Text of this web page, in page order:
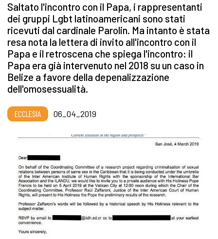
Saltato l'incontro con il Papa, i rappresentanti
dei gruppi Lgbt latinoamericani sono stati
ricevuti dal cardinale Parolin. Ma intanto è stata
resa nota la lettera di invito all'incontro con il
Papa e il retroscena che spiega l'incontro: il
Papa era già intervenuto nel 2018 su un caso in
Belize a favore della depenalizzazione
dell'omosessualità.
ECCLESIA 06_04_2019